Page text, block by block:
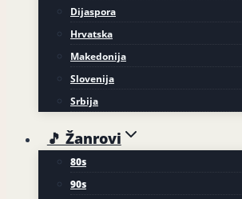
Dijaspora
Hrvatska
Makedonija
Slovenija
Srbija
🎵 Žanrovi
80s
90s